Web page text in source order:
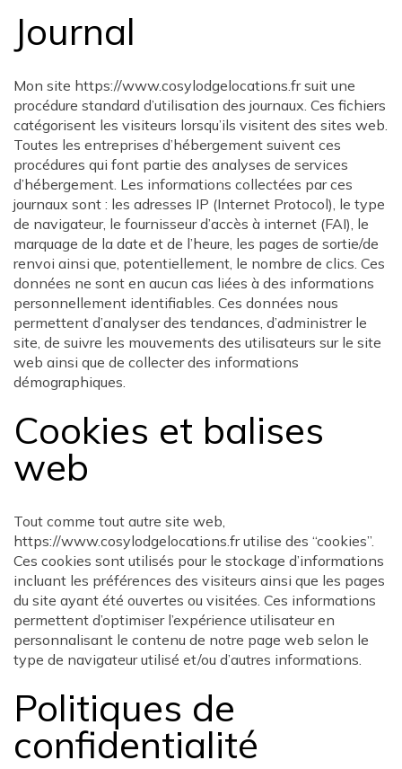
Journal
Mon site https://www.cosylodgelocations.fr suit une
procédure standard d’utilisation des journaux. Ces fichiers
catégorisent les visiteurs lorsqu’ils visitent des sites web.
Toutes les entreprises d’hébergement suivent ces
procédures qui font partie des analyses de services
d’hébergement. Les informations collectées par ces
journaux sont : les adresses IP (Internet Protocol), le type
de navigateur, le fournisseur d’accès à internet (FAI), le
marquage de la date et de l’heure, les pages de sortie/de
renvoi ainsi que, potentiellement, le nombre de clics. Ces
données ne sont en aucun cas liées à des informations
personnellement identifiables. Ces données nous
permettent d’analyser des tendances, d’administrer le
site, de suivre les mouvements des utilisateurs sur le site
web ainsi que de collecter des informations
démographiques.
Cookies et balises
web
Tout comme tout autre site web,
https://www.cosylodgelocations.fr utilise des “cookies”.
Ces cookies sont utilisés pour le stockage d’informations
incluant les préférences des visiteurs ainsi que les pages
du site ayant été ouvertes ou visitées. Ces informations
permettent d’optimiser l’expérience utilisateur en
personnalisant le contenu de notre page web selon le
type de navigateur utilisé et/ou d’autres informations.
Politiques de
confidentialité